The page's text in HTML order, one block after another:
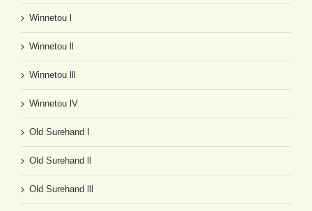
Winnetou l
Winnetou ll
Winnetou lll
Winnetou lV
Old Surehand I
Old Surehand ll
Old Surehand lll